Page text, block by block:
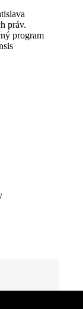
práv.
program